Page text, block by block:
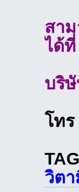
สา
ได้
บริ
โทร
วิต